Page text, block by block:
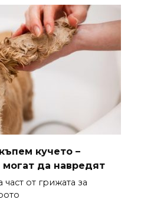
кучето –
да навредят
от грижата за